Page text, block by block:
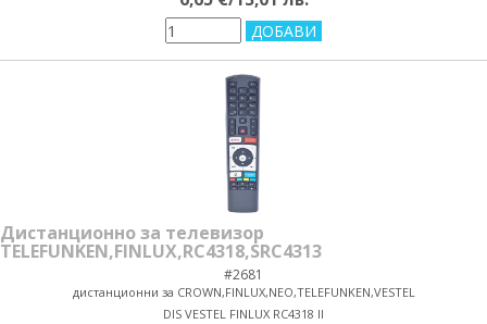
Дистанционно за телевизор
TELEFUNKEN,FINLUX,RC4318,SRC4313
#2681
дистанционни за CROWN,FINLUX,NEO,TELEFUNKEN,VESTEL
DIS VESTEL FINLUX RC4318 II